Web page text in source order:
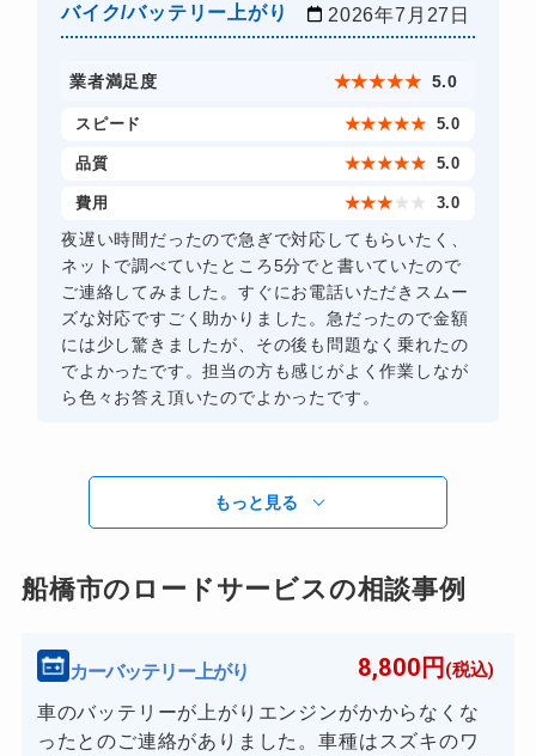
バイク/バッテリー上がり 2026年7月27日
業者満足度 ★★★★★ 5.0
スピード ★★★★★ 5.0
品質 ★★★★★ 5.0
費用 ★★★ ★ ★ 3.0
夜遅い時間だったので急ぎで対応してもらいたく、
ネットで調べていたところ5分でと書いていたので
ご連絡してみました。すぐにお電話いただきスムー
ズな対応ですごく助かりました。急だったので金額
には少し驚きましたが、その後も問題なく乗れたの
でよかったです。担当の方も感じがよく作業しなが
ら色々お答え頂いたのでよかったです。
もっと見る
船橋市のロードサービスの相談事例
カーバッテリー上がり 8,800円 (税込)
車のバッテリーが上がりエンジンがかからなくな
ったとのご連絡がありました。車種はスズキのワ